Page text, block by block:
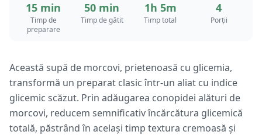
15 min
Timp de
preparare
50 min
Timp de gătit
1h 5m
Timp total
4
Porții
Această supă de morcovi, prietenoasă cu glicemia,
transformă un preparat clasic într-un aliat cu indice
glicemic scăzut. Prin adăugarea conopidei alături de
morcovi, reducem semnificativ încărcătura glicemică
totală, păstrând în același timp textura cremoasă și